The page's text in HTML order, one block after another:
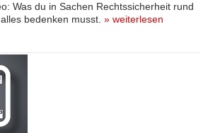
Was du in Sachen Rechtssicherheit rund
bedenken musst. » weiterlesen